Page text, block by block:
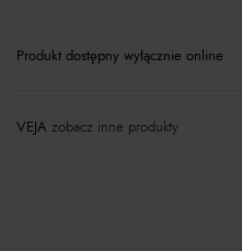
Produkt dostępny wyłącznie online
VEJA zobacz inne produkty